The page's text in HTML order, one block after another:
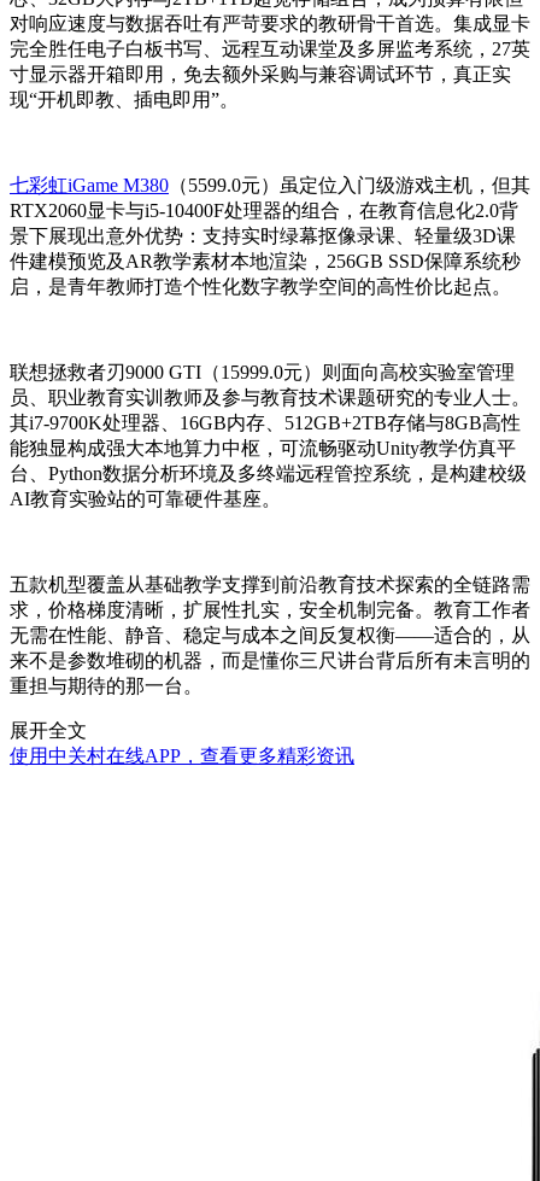
对响应速度与数据吞吐有严苛要求的教研骨干首选。集成显卡
完全胜任电子白板书写、远程互动课堂及多屏监考系统，27英
寸显示器开箱即用，免去额外采购与兼容调试环节，真正实
现“开机即教、插电即用”。
七彩虹iGame M380 （5599.0元）虽定位入门级游戏主机，但其
RTX2060显卡与i5-10400F处理器的组合，在教育信息化2.0背
景下展现出意外优势：支持实时绿幕抠像录课、轻量级3D课
件建模预览及AR教学素材本地渲染，256GB SSD保障系统秒
启，是青年教师打造个性化数字教学空间的高性价比起点。
联想拯救者刃9000 GTI（15999.0元）则面向高校实验室管理
员、职业教育实训教师及参与教育技术课题研究的专业人士。
其i7-9700K处理器、16GB内存、512GB+2TB存储与8GB高性
能独显构成强大本地算力中枢，可流畅驱动Unity教学仿真平
台、Python数据分析环境及多终端远程管控系统，是构建校级
AI教育实验站的可靠硬件基座。
五款机型覆盖从基础教学支撑到前沿教育技术探索的全链路需
求，价格梯度清晰，扩展性扎实，安全机制完备。教育工作者
无需在性能、静音、稳定与成本之间反复权衡——适合的，从
来不是参数堆砌的机器，而是懂你三尺讲台背后所有未言明的
重担与期待的那一台。
展开全文
使用中关村在线APP，查看更多精彩资讯